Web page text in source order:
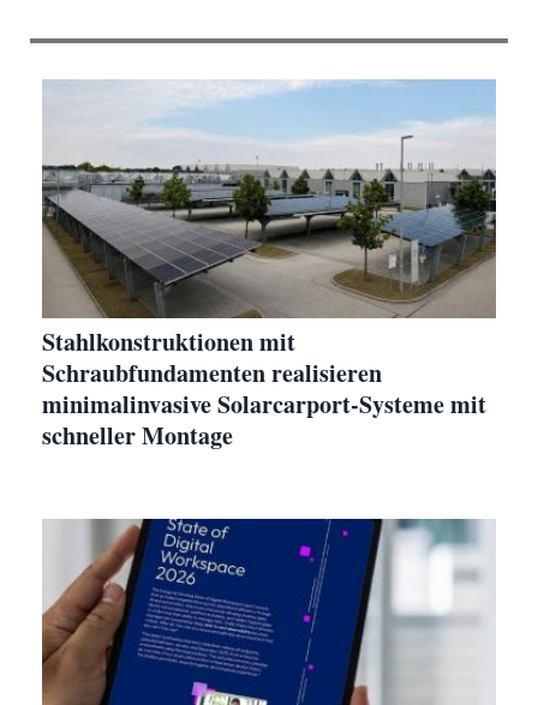
Stahlkonstruktionen mit
Schraubfundamenten realisieren
minimalinvasive Solarcarport-Systeme mit
schneller Montage